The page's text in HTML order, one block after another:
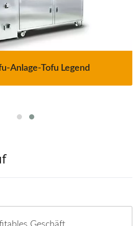
Anlage-Tofu Legend